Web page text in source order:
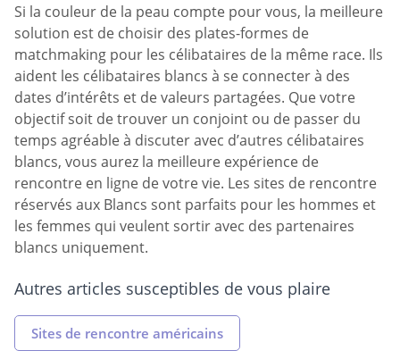
Si la couleur de la peau compte pour vous, la meilleure
solution est de choisir des plates-formes de
matchmaking pour les célibataires de la même race. Ils
aident les célibataires blancs à se connecter à des
dates d’intérêts et de valeurs partagées. Que votre
objectif soit de trouver un conjoint ou de passer du
temps agréable à discuter avec d’autres célibataires
blancs, vous aurez la meilleure expérience de
rencontre en ligne de votre vie. Les sites de rencontre
réservés aux Blancs sont parfaits pour les hommes et
les femmes qui veulent sortir avec des partenaires
blancs uniquement.
Autres articles susceptibles de vous plaire
Sites de rencontre américains